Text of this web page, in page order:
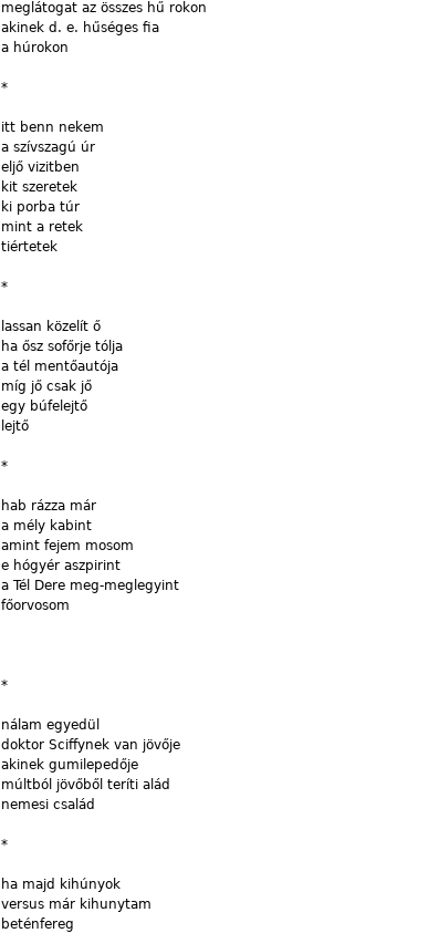
meglátogat az összes hű rokon
akinek d. e. hűséges fia
a húrokon
*
itt benn nekem
a szívszagú úr
eljő vizitben
kit szeretek
ki porba túr
mint a retek
tiértetek
*
lassan közelít ő
ha ősz sofőrje tólja
a tél mentőautója
míg jő csak jő
egy búfelejtő
lejtő
*
hab rázza már
a mély kabint
amint fejem mosom
e hógyér aszpirint
a Tél Dere meg-meglegyint
főorvosom
*
nálam egyedül
doktor Sciffynek van jövője
akinek gumilepedője
múltból jövőből teríti alád
nemesi család
*
ha majd kihúnyok
versus már kihunytam
beténfereg